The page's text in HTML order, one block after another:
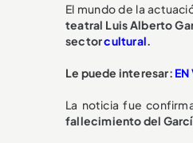
El mundo de la
teatral Luis Alberto
sectorcultural.
Le puede interesar:
La noticia fue
fallecimiento del